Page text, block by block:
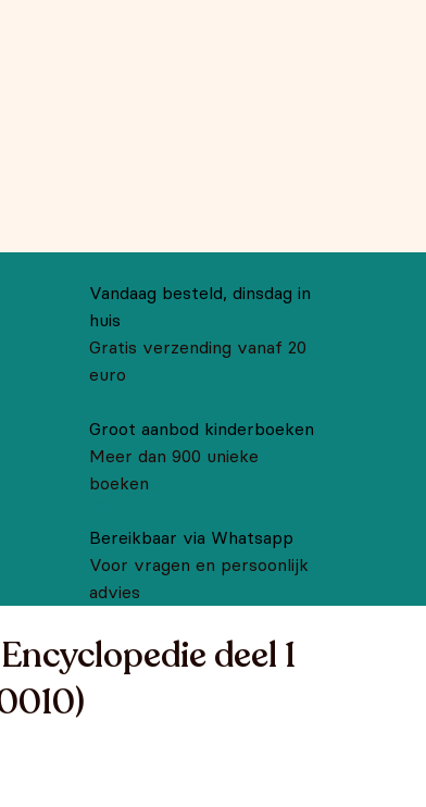
Vandaag besteld, dinsdag in
huis
Gratis verzending vanaf 20
euro
Groot aanbod kinderboeken
Meer dan 900 unieke
boeken
Bereikbaar via Whatsapp
Voor vragen en persoonlijk
advies
deel 1